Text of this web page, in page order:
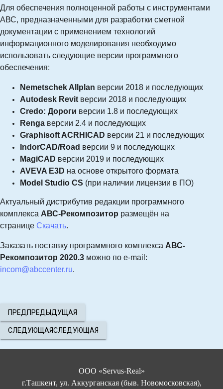
Для обеспечения полноценной работы с инструментами
АВС, предназначенными для разработки сметной
документации с применением технологий
информационного моделирования необходимо
использовать следующие версии программного
обеспечения:
Nemetschek Allplan версии 2018 и последующих
Autodesk Revit версии 2018 и последующих
Credo: Дороги версии 1.8 и последующих
Renga версии 2.4 и последующих
Graphisoft ACRHICAD версии 21 и последующих
IndorCAD/Road версии 9 и последующих
MagiCAD версии 2019 и последующих
AVEVA E3D на основе открытого формата
Model Studio CS (при наличии лицензии в ПО)
Актуальный дистрибутив редакции программного
комплекса АВС-Рекомпозитор размещён на
странице Скачать.
Заказать поставку программного комплекса АВС-
Рекомпозитор 2020.3 можно по e-mail:
incom@abccenter.ru.
ПРЕДПРЕДЫДУЩАЯ
СЛЕДУЮЩАЯСЛЕДУЮЩАЯ
ООО «Servus-Real»
г.Ташкент, ул. Аккурганская (быв. Новомосковская),